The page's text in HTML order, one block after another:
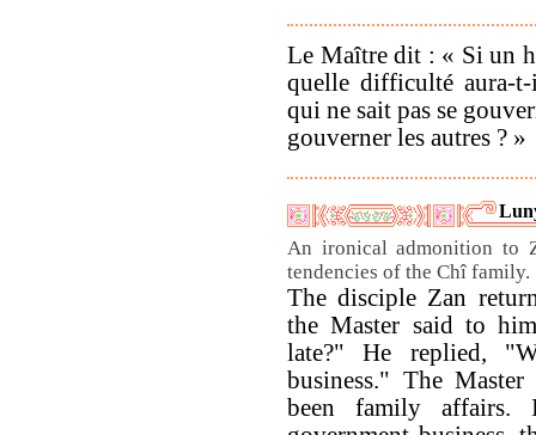
Le Maître dit : « Si un
quelle difficulté aura-
qui ne sait pas se
gouverner les autres ? »
An ironical admonition to
tendencies of the Chî family.
The disciple Zan
the Master said to
late?" He replied,
business." The
been family affairs.